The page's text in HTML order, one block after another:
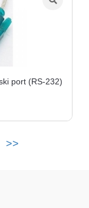
port (RS-232)
>>